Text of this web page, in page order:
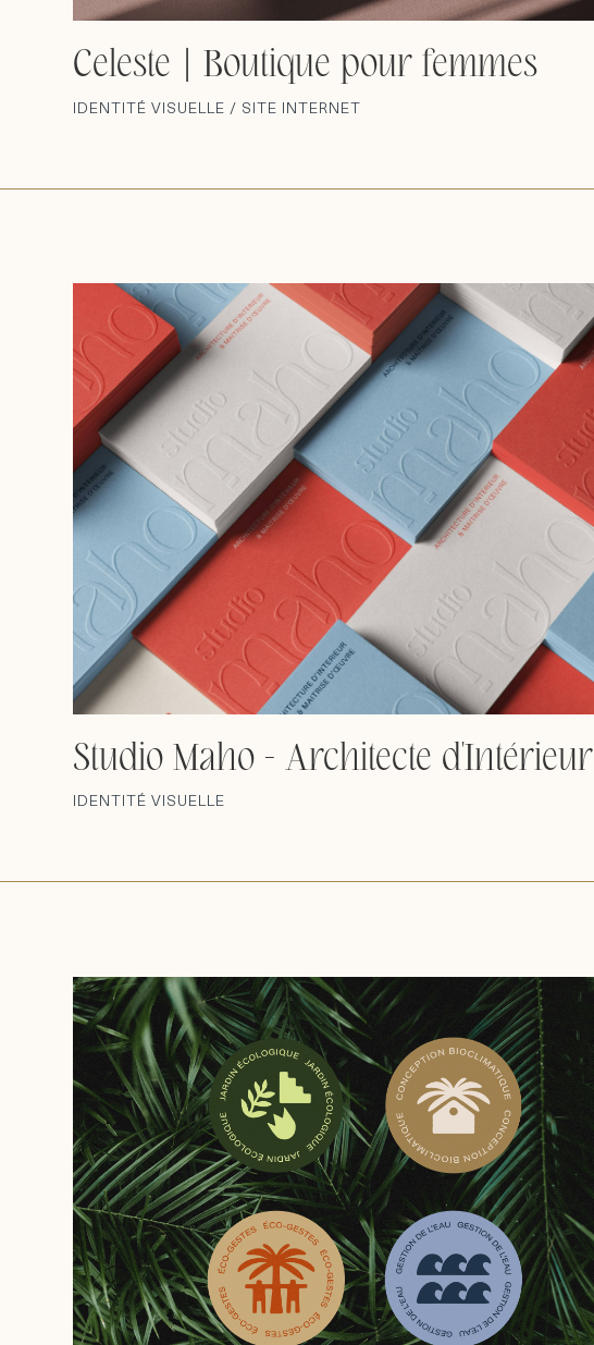
Celeste | Boutique pour femmes
IDENTITÉ VISUELLE / SITE INTERNET
Studio Maho - Architecte d'Intérieur
IDENTITÉ VISUELLE